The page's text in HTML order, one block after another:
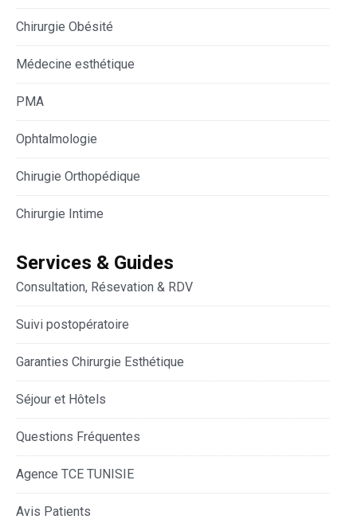
Chirurgie Obésité
Médecine esthétique
PMA
Ophtalmologie
Chirugie Orthopédique
Chirurgie Intime
Services & Guides
Consultation, Résevation & RDV
Suivi postopératoire
Garanties Chirurgie Esthétique
Séjour et Hôtels
Questions Fréquentes
Agence TCE TUNISIE
Avis Patients